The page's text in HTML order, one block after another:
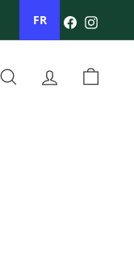
FR Facebook
RECHERCHERCOMPTEPANIER